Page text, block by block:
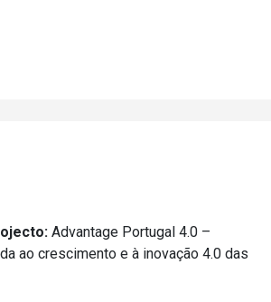
Advantage Portugal 4.0 –
ao crescimento e à inovação 4.0 das